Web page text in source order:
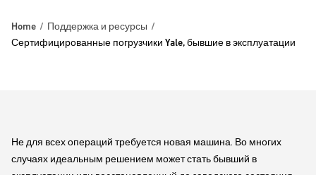
Home
Поддержка и ресурсы
Сертифицированные погрузчики Yale, бывшие в эксплуатации
Не для всех операций требуется новая машина. Во многих
случаях идеальным решением может стать бывший в